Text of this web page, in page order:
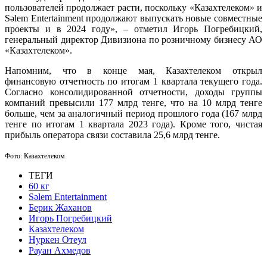
пользователей продолжает расти, поскольку «Казахтелеком» и
Sәlem Entertainment продолжают выпускать новые совместные
проекты и в 2024 году», – отметил Игорь Погребицкий,
генеральный директор Дивизиона по розничному бизнесу АО
«Казахтелеком».
Напомним, что в конце мая, Казахтелеком открыл
финансовую отчетность по итогам 1 квартала текущего года.
Согласно консолидированной отчетности, доходы группы
компаний превысили 177 млрд тенге, что на 10 млрд тенге
больше, чем за аналогичный период прошлого года (167 млрд
тенге по итогам 1 квартала 2023 года). Кроме того, чистая
прибыль оператора связи составила 25,6 млрд тенге.
Фото: Казахтелеком
ТЕГИ
60 кг
Sәlem Entertainment
Берик Жаханов
Игорь Погребицкий
Казахтелеком
Нуркен Отеул
Рауан Ахмедов